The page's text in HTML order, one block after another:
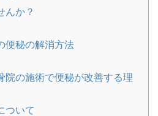
んか？
便秘の解消方法
院の施術で便秘が改善する理
ついて